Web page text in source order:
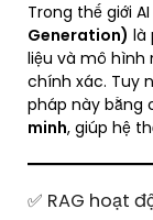
Trong thế giới
Generation) là
liệu và mô hình
chính xác. Tuy
pháp này bằng
minh, giúp hệ
✅ RAG hoạt